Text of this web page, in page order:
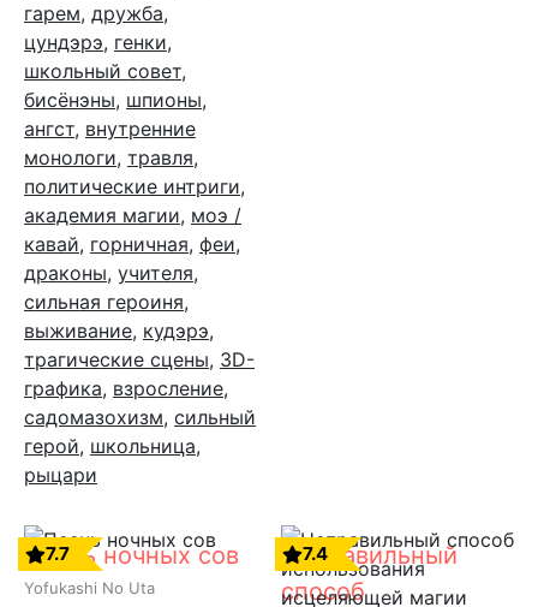
гарем, дружба,
цундэрэ, генки,
школьный совет,
бисёнэны, шпионы,
ангст, внутренние
монологи, травля,
политические интриги,
академия магии, моэ /
кавай, горничная, феи,
драконы, учителя,
сильная героиня,
выживание, кудэрэ,
трагические сцены, 3D-
графика, взросление,
садомазохизм, сильный
герой, школьница,
рыцари
Песнь ночных сов
Yofukashi No Uta
7.7
Неправильный
способ
7.4